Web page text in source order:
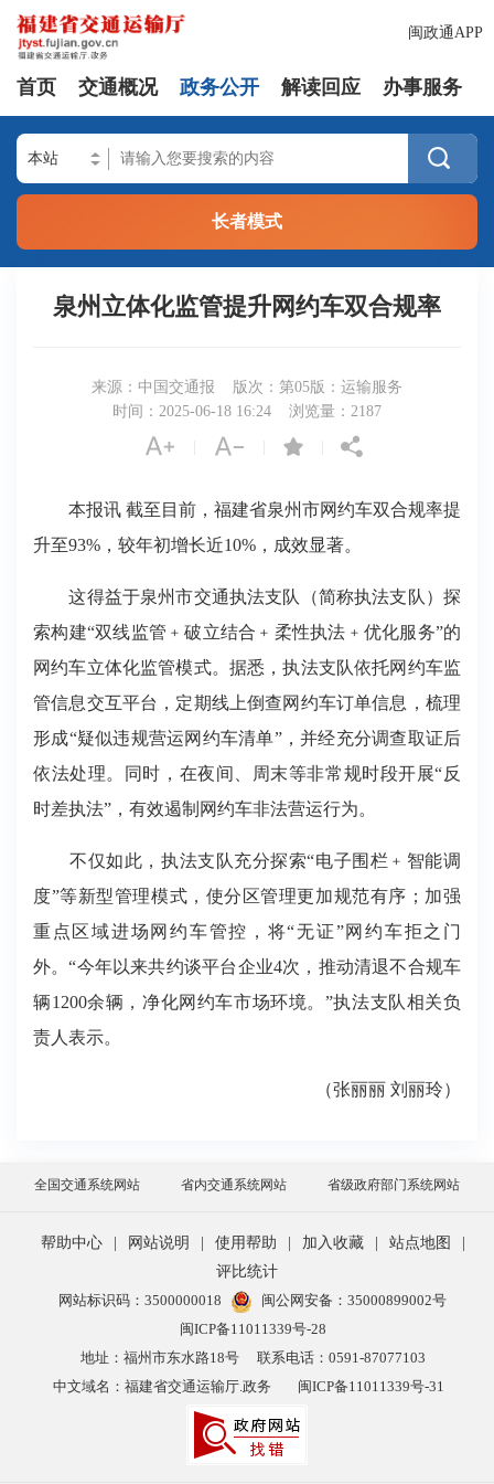
闽政通APP
首页 交通概况 政务公开 解读回应 办事服务

长者模式
泉州立体化监管提升网约车双合规率
来源：中国交通报
版次：第05版：运输服务
时间：2025-06-18 16:24
浏览量： 2187
   
本报讯 截至目前，福建省泉州市网约车双合规率提
升至93%，较年初增长近10%，成效显著。
这得益于泉州市交通执法支队（简称执法支队）探
索构建“双线监管﹢破立结合﹢柔性执法﹢优化服务”的
网约车立体化监管模式。据悉，执法支队依托网约车监
管信息交互平台，定期线上倒查网约车订单信息，梳理
形成“疑似违规营运网约车清单”，并经充分调查取证后
依法处理。同时，在夜间、周末等非常规时段开展“反
时差执法”，有效遏制网约车非法营运行为。
不仅如此，执法支队充分探索“电子围栏﹢智能调
度”等新型管理模式，使分区管理更加规范有序；加强
重点区域进场网约车管控，将“无证”网约车拒之门
外。“今年以来共约谈平台企业4次，推动清退不合规车
辆1200余辆，净化网约车市场环境。”执法支队相关负
责人表示。
（张丽丽 刘丽玲）
全国交通系统网站 省内交通系统网站 省级政府部门系统网站
帮助中心 网站说明 使用帮助 加入收藏 站点地图
评比统计
网站标识码：3500000018
闽公网安备：35000899002号
闽ICP备11011339号-28
地址：福州市东水路18号
联系电话：0591-87077103
中文域名：福建省交通运输厅.政务
闽ICP备11011339号-31